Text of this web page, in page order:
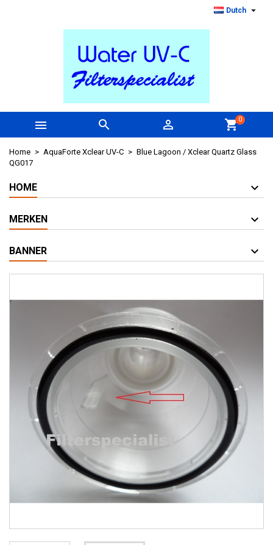
Dutch 
   shopping_cart0
Home AquaForte Xclear UV-C
Blue Lagoon / Xclear Quartz Glass
QG017
HOME
MERKEN
BANNER